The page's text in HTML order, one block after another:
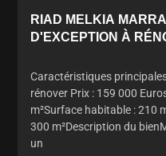
RIAD MELKIA
D'EXCEPTION À
Caractéristiques
rénover Prix : 159 000
m²Surface habitable : 210
300 m²Description du
un